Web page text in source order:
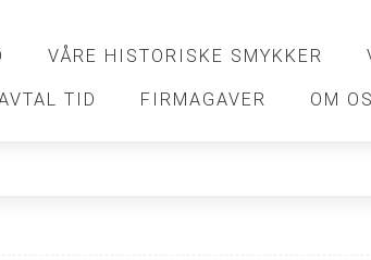
VÅRE HISTORISKE SMYKKER
TID FIRMAGAVER OM